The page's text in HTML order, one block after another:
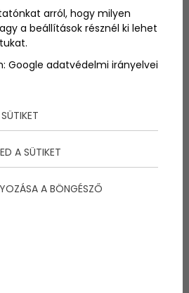
arról, hogy milyen
a beállítások résznél ki lehet
Google adatvédelmi irányelvei
A SÜTIKET
A BÖNGÉSZŐ